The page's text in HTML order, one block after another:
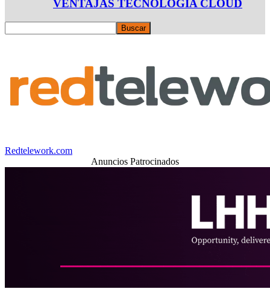
VENTAJAS TECNOLOGÍA CLOUD
Redtelework.com
Anuncios Patrocinados